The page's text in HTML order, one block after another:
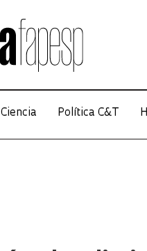
Ciencia Política C&T